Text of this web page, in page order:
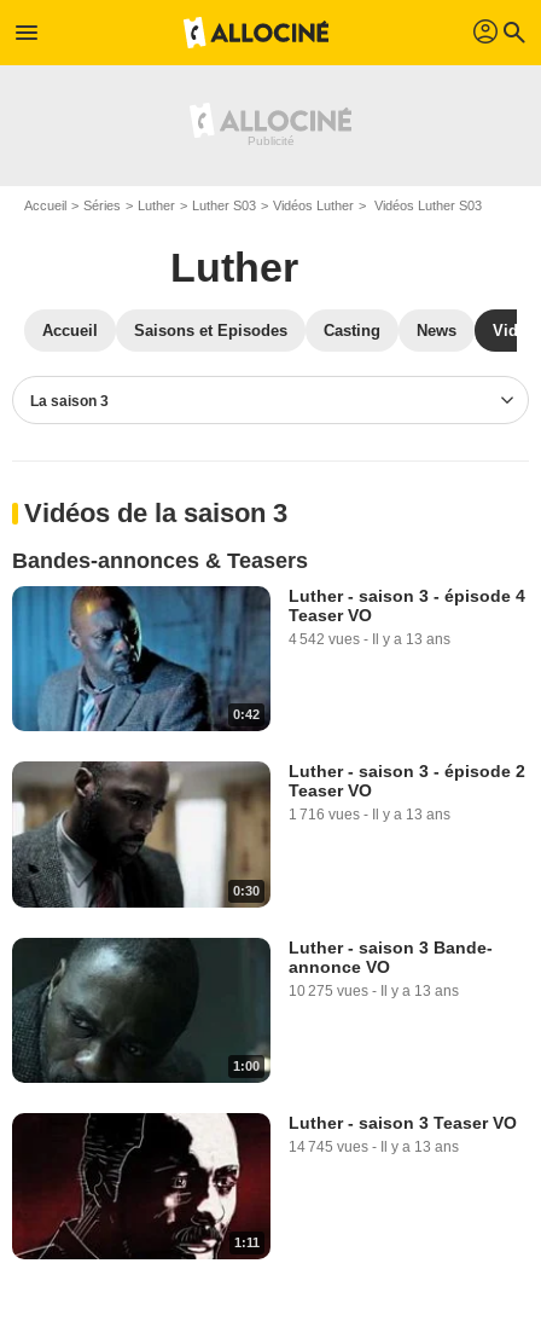
menu profil search
Accueil Séries Luther Luther S03 Vidéos Luther Vidéos Luther S03
Luther
Accueil Saisons et Episodes Casting News
La saison 3
Vidéos de la saison 3
Bandes-annonces & Teasers
0:42
Luther - saison 3 - épisode 4
Teaser VO
4 542 vues - Il y a 13 ans
0:30
Luther - saison 3 - épisode 2
Teaser VO
1 716 vues - Il y a 13 ans
1:00
Luther - saison 3 Bande-
annonce VO
10 275 vues - Il y a 13 ans
1:11
Luther - saison 3 Teaser VO
14 745 vues - Il y a 13 ans